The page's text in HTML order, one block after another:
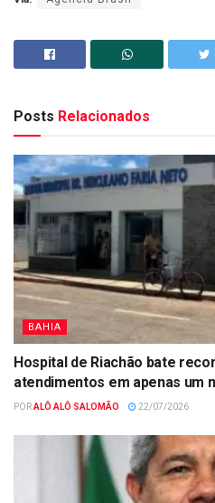
Posts Relacionados
BAHIA
Hospital de Riachão bate
atendimentos em apenas um
PORALÔ ALÔ SALOMÃO 22/07/2026